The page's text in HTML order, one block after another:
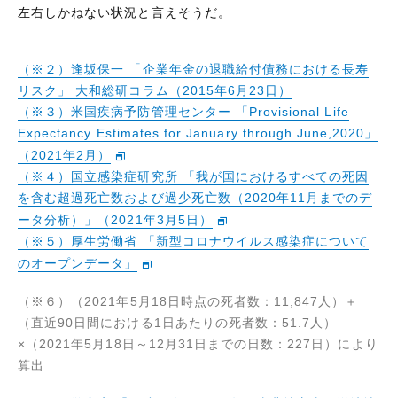
左右しかねない状況と言えそうだ。
（※２）逢坂保一 「企業年金の退職給付債務における長寿
リスク」 大和総研コラム（2015年6月23日）
（※３）米国疾病予防管理センター 「Provisional Life
Expectancy Estimates for January through June,2020」
（2021年2月）
（※４）国立感染症研究所 「我が国におけるすべての死因
を含む超過死亡数および過少死亡数（2020年11月までのデ
ータ分析）」（2021年3月5日）
（※５）厚生労働省 「新型コロナウイルス感染症について
のオープンデータ」
（※６）（2021年5月18日時点の死者数：11,847人）＋
（直近90日間における1日あたりの死者数：51.7人）
×（2021年5月18日～12月31日までの日数：227日）により
算出